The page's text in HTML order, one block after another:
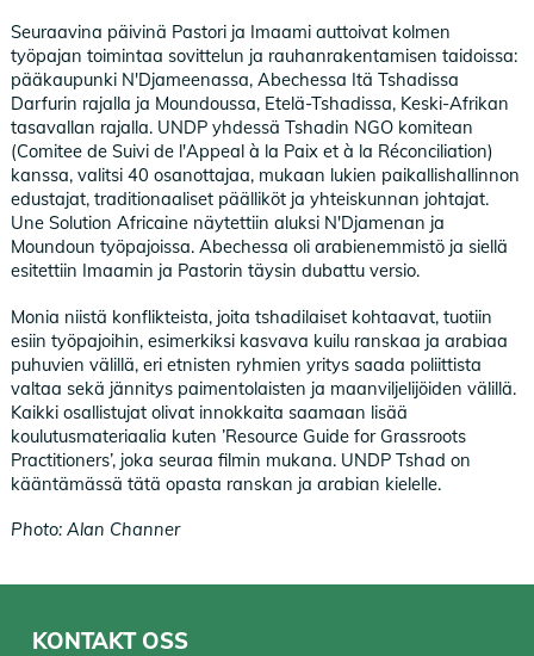
Seuraavina päivinä Pastori ja Imaami auttoivat kolmen
työpajan toimintaa sovittelun ja rauhanrakentamisen taidoissa:
pääkaupunki N'Djameenassa, Abechessa Itä Tshadissa
Darfurin rajalla ja Moundoussa, Etelä-Tshadissa, Keski-Afrikan
tasavallan rajalla. UNDP yhdessä Tshadin NGO komitean
(Comitee de Suivi de l'Appeal à la Paix et à la Réconciliation)
kanssa, valitsi 40 osanottajaa, mukaan lukien paikallishallinnon
edustajat, traditionaaliset päälliköt ja yhteiskunnan johtajat.
Une Solution Africaine näytettiin aluksi N'Djamenan ja
Moundoun työpajoissa. Abechessa oli arabienemmistö ja siellä
esitettiin Imaamin ja Pastorin täysin dubattu versio.
Monia niistä konflikteista, joita tshadilaiset kohtaavat, tuotiin
esiin työpajoihin, esimerkiksi kasvava kuilu ranskaa ja arabiaa
puhuvien välillä, eri etnisten ryhmien yritys saada poliittista
valtaa sekä jännitys paimentolaisten ja maanviljelijöiden välillä.
Kaikki osallistujat olivat innokkaita saamaan lisää
koulutusmateriaalia kuten ’Resource Guide for Grassroots
Practitioners’, joka seuraa filmin mukana. UNDP Tshad on
kääntämässä tätä opasta ranskan ja arabian kielelle.
Photo: Alan Channer
KONTAKT OSS